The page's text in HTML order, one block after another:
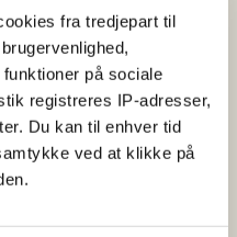
fra tredjepart til
på sociale
registreres IP-adresser,
Du kan til enhver tid
ved at klikke på
Vi står bag De
som du kender